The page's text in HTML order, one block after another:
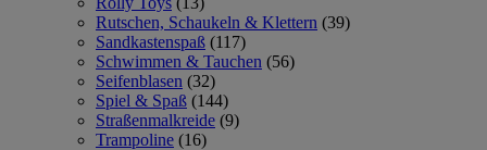
Rutschen, Schaukeln & Klettern (39)
Sandkastenspaß (117)
Schwimmen & Tauchen (56)
Seifenblasen (32)
Spiel & Spaß (144)
Straßenmalkreide (9)
Trampoline (16)